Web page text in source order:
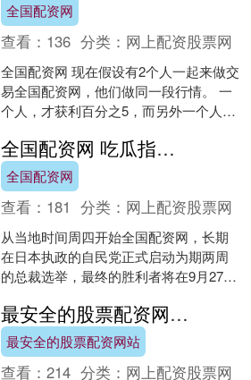
全国配资网
查看： 136 分类： 网上配资股票网
全国配资网 现在假设有2个人一起来做交
易全国配资网，他们做同一段行情。 一
个人，才获利百分之5，而另外一个人，
因，就是系统....
全国配资网 吃瓜指南：日本执政党启动总裁选举 下一任日本首相如何诞生？
全国配资网
查看： 181 分类： 网上配资股票网
从当地时间周四开始全国配资网，长期
在日本执政的自民党正式启动为期两周
的总裁选举，最终的胜利者将在9月27日
日本第102任首相....
最安全的股票配资网站 日股连跌七日后终大涨超3% 美股反弹刺激外还有什么新动力？
最安全的股票配资网站
查看：214 分类： 网上配资股票网